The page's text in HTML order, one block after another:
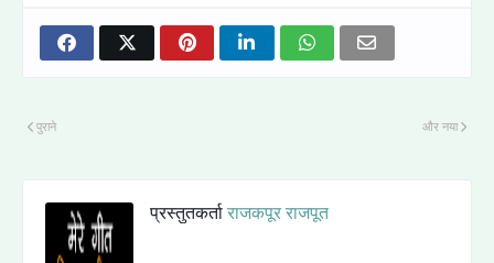
और नया
पुराने
प्रस्तुतकर्ता राजकपूर राजपूत